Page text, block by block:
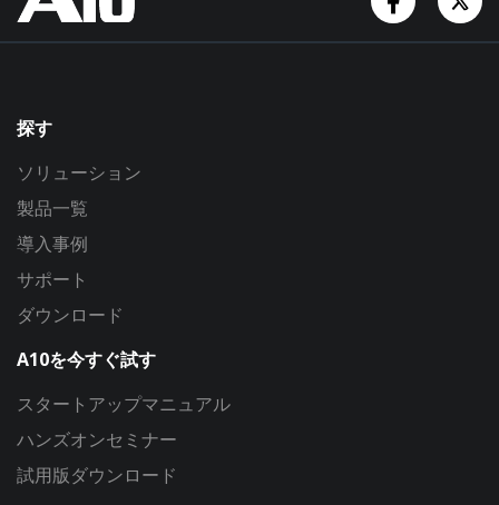
探す
ソリューション
製品一覧
導入事例
サポート
ダウンロード
A10を今すぐ試す
スタートアップマニュアル
ハンズオンセミナー
試用版ダウンロード